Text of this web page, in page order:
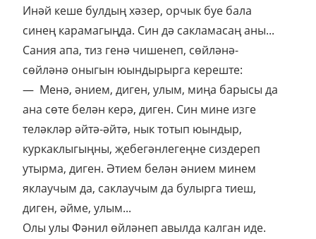
Инәй кеше булдың хәзер, орчык буе бала
синең карамагыңда. Син дә сакламасаң аны...
Сания апа, тиз генә чишенеп, сөйләнә-
сөйләнә оныгын юындырырга кереште:
— Менә, әнием, диген, улым, миңа барысы да
ана сөте белән керә, диген. Син мине изге
теләкләр әйтә-әйтә, нык тотып юындыр,
куркаклыгыңны, җебегәнлегеңне сиздереп
утырма, диген. Әтием белән әнием минем
яклаучым да, саклаучым да булырга тиеш,
диген, әйме, улым...
Олы улы Фәнил өйләнеп авылда калган иде.